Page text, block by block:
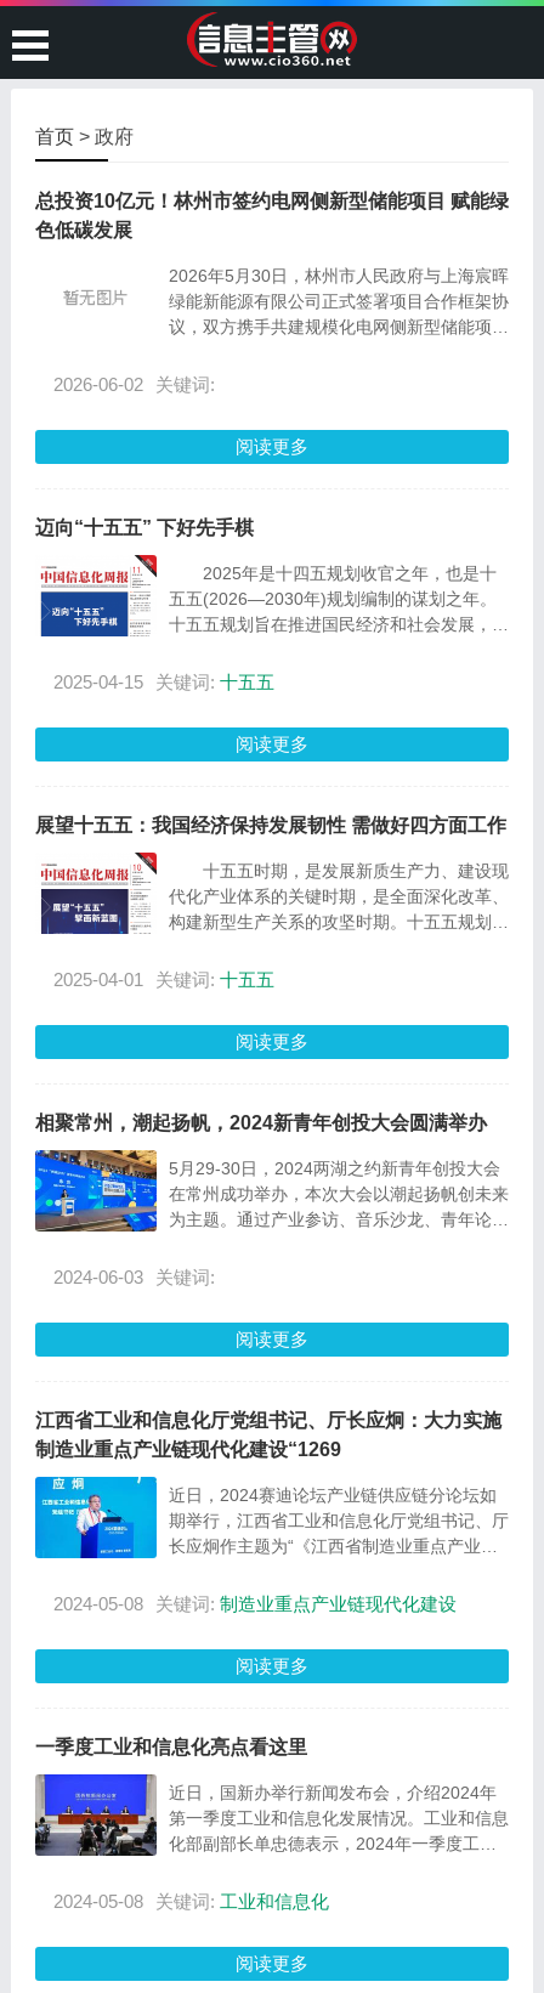
首页> 政府
总投资10亿元！林州市签约电网侧新型储能项目 赋能绿
色低碳发展
2026年5月30日，林州市人民政府与上海宸晖
绿能新能源有限公司正式签署项目合作框架协
议，双方携手共建规模化电网侧新型储能项
能源产业布局再添重磅板块，为零碳园区创建
2026-06-02 关键词:
阅读更多
迈向“十五五” 下好先手棋
2025年是十四五规划收官之年，也是十
五五(2026—2030年)规划编制的谋划之年。
十五五规划旨在推进国民经济和社会发展，加
2025-04-15 关键词: 十五五
阅读更多
展望十五五：我国经济保持发展韧性 需做好四方面工作
十五五时期，是发展新质生产力、建设现
代化产业体系的关键时期，是全面深化改革、
构建新型生产关系的攻坚时期。十五五规划，
2025-04-01 关键词: 十五五
阅读更多
相聚常州，潮起扬帆，2024新青年创投大会圆满举办
5月29-30日，2024两湖之约新青年创投大会
在常州成功举办，本次大会以潮起扬帆创未来
为主题。通过产业参访、音乐沙龙、青年论
2024-06-03 关键词:
阅读更多
江西省工业和信息化厅党组书记、厅长应炯：大力实施
制造业重点产业链现代化建设“1269
近日，2024赛迪论坛产业链供应链分论坛如
期举行，江西省工业和信息化厅党组书记、厅
长应炯作主题为“《江西省制造业重点产业链
年）》实施情况介绍”的经验分享。
2024-05-08 关键词: 制造业重点产业链现代化建设
阅读更多
一季度工业和信息化亮点看这里
近日，国新办举行新闻发布会，介绍2024年
第一季度工业和信息化发展情况。工业和信息
化部副部长单忠德表示，2024年一季度工业
效，总体实现良好开局。
2024-05-08 关键词: 工业和信息化
阅读更多